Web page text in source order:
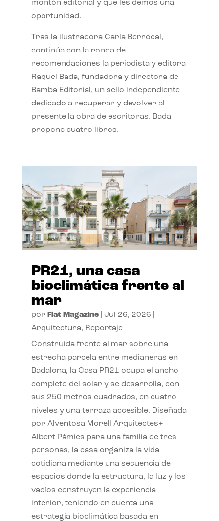
montón editorial y que les demos una
oportunidad.
Tras la ilustradora Carla Berrocal,
continúa con la ronda de
recomendaciones la periodista y editora
Raquel Bada, fundadora y directora de
Bamba Editorial, un sello independiente
dedicado a recuperar y devolver al
presente la obra de escritoras. Bada
propone cuatro libros.
PR21, una casa
bioclimática frente al
mar
por Flat Magazine| Jul 26, 2026
Arquitectura, Reportaje
Construida frente al mar sobre una
estrecha parcela entre medianeras en
Badalona, la Casa PR21 ocupa el ancho
completo del solar y se desarrolla, con
sus 250 metros cuadrados, en cuatro
niveles y una terraza accesible. Diseñada
por Alventosa Morell Arquitectes+
Albert Pàmies para una familia de tres
personas, la casa organiza la vida
cotidiana mediante una secuencia de
espacios donde la estructura, la luz y los
vacíos construyen la experiencia
interior, teniendo en cuenta una
estrategia bioclimática basada en